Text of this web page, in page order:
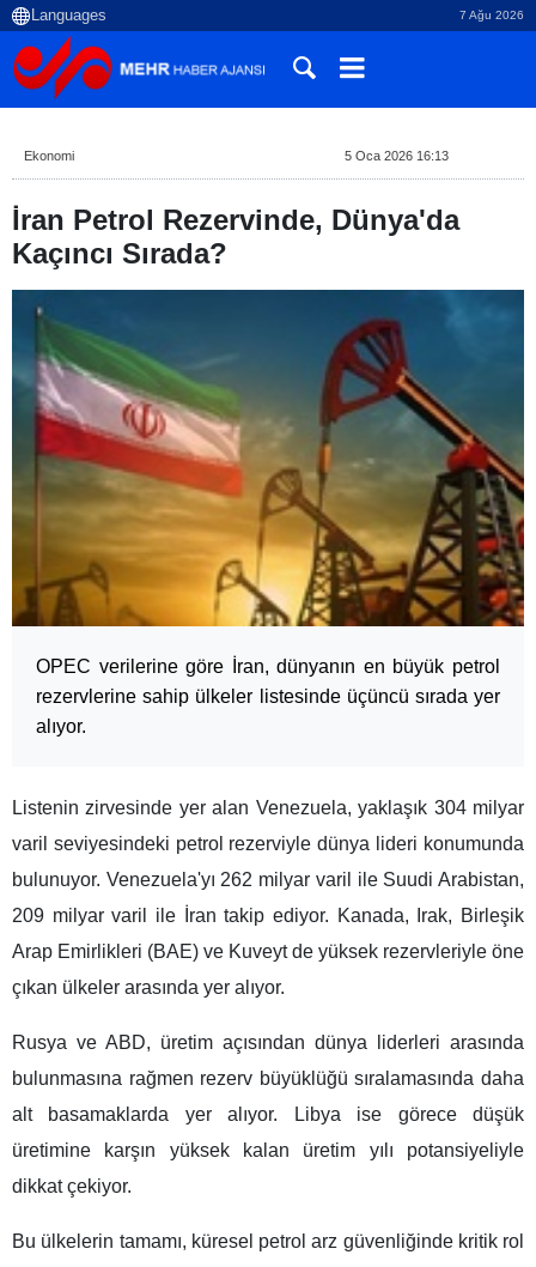
7 Ağu 2026
Ekonomi 5 Oca 2026 16:13
İran Petrol Rezervinde, Dünya'da
Kaçıncı Sırada?
OPEC verilerine göre İran, dünyanın en büyük petrol
rezervlerine sahip ülkeler listesinde üçüncü sırada yer
alıyor.
Listenin zirvesinde yer alan Venezuela, yaklaşık 304 milyar
varil seviyesindeki petrol rezerviyle dünya lideri konumunda
bulunuyor. Venezuela'yı 262 milyar varil ile Suudi Arabistan,
209 milyar varil ile İran takip ediyor. Kanada, Irak, Birleşik
Arap Emirlikleri (BAE) ve Kuveyt de yüksek rezervleriyle öne
çıkan ülkeler arasında yer alıyor.
Rusya ve ABD, üretim açısından dünya liderleri arasında
bulunmasına rağmen rezerv büyüklüğü sıralamasında daha
alt basamaklarda yer alıyor. Libya ise görece düşük
üretimine karşın yüksek kalan üretim yılı potansiyeliyle
dikkat çekiyor.
Bu ülkelerin tamamı, küresel petrol arz güvenliğinde kritik rol